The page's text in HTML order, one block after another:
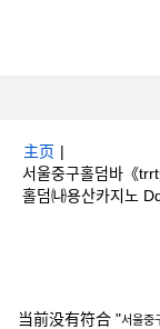
主页 |
서울중구홀덤바《
홀덤㈏용산카지노
当前没有符合 "서울중